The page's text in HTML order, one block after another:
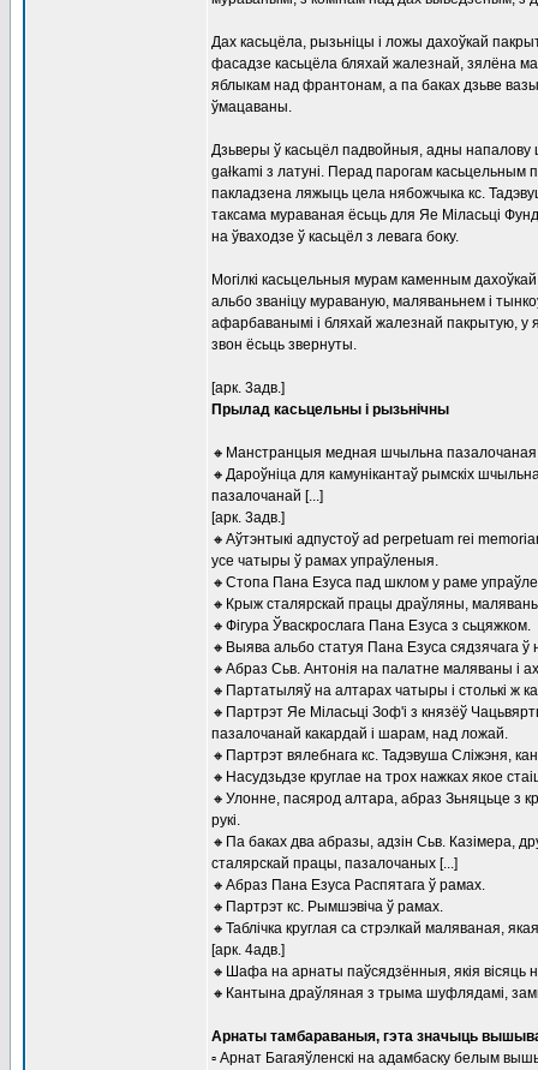
Дах касьцёла, рызьніцы і ложы дахоўкай
фасадзе касьцёла бляхай жалезнай, зялёна
яблыкам над франтонам, а па баках дзьве
ўмацаваны.
Дзьверы ў касьцёл падвойныя, адны напалову
gałkami з латуні. Перад парогам касьцельным
пакладзена ляжыць цела нябожчыка кс.
таксама мураваная ёсьць для Яе Міласьці
на ўваходзе ў касьцёл з левага боку.
Могілкі касьцельныя мурам каменным
альбо званіцу мураваную, маляваньнем і
афарбаванымі і бляхай жалезнай пакрытую, у
звон ёсьць звернуты.
[арк. 3адв.]
Прылад касьцельны і рызьнічны
🔸Манстранцыя медная шчыльна пазалочаная,
🔸Дароўніца для камунікантаў рымскіх
пазалочанай [...]
[арк. 3адв.]
🔸Аўтэнтыкі адпустоў ad perpetuam rei
усе чатыры ў рамах упраўленыя.
🔸Стопа Пана Езуса пад шклом у раме
🔸Крыж сталярскай працы драўляны,
🔸Фігура Ўваскрослага Пана Езуса з сьцяжком.
🔸Выява альбо статуя Пана Езуса сядзячага
🔸Абраз Сьв. Антонія на палатне маляваны і
🔸Партатыляў на алтарах чатыры і столькі ж
🔸Партрэт Яе Міласьці Зоф'і з князёў
пазалочанай какардай і шарам, над ложай.
🔸Партрэт вялебнага кс. Тадэвуша Сліжэня,
🔸Насудзьдзе круглае на трох нажках якое
🔸Улонне, пасярод алтара, абраз Зьняцьце з
рукі.
🔸Па баках два абразы, адзін Сьв. Казімера,
сталярскай працы, пазалочаных [...]
🔸Абраз Пана Езуса Распятага ў рамах.
🔸Партрэт кс. Рымшэвіча ў рамах.
🔸Таблічка круглая са стрэлкай маляваная,
[арк. 4адв.]
🔸Шафа на арнаты паўсядзённыя, якія вісяць
🔸Кантына драўляная з трыма шуфлядамі,
Арнаты тамбараваныя, гэта значыць
▫ Арнат Багаяўленскі на адамбаску белым